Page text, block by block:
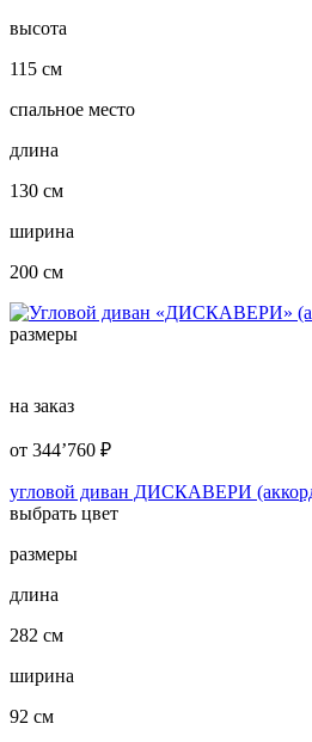
высота
115 см
спальное место
длина
130 см
ширина
200 см
размеры
на заказ
от 344’760 ₽
угловой диван ДИСКАВЕРИ
выбрать цвет
размеры
длина
282 см
ширина
92 см